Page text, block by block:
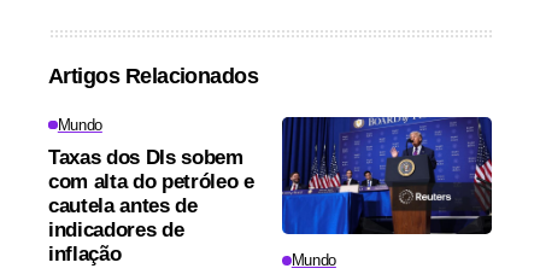
Artigos Relacionados
Mundo
Taxas dos DIs sobem
com alta do petróleo e
cautela antes de
indicadores de
inflação
Mundo